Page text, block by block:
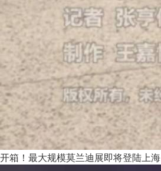
开箱！最大规模莫兰迪展即将登陆上海